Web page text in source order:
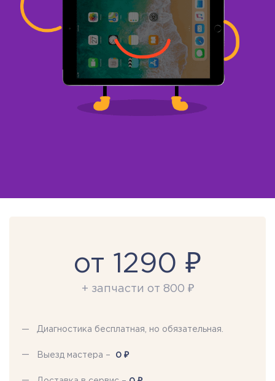
от 1290 ₽
+ запчасти от 800 ₽
Диагностика бесплатная, но обязательная.
Выезд мастера – 0 ₽